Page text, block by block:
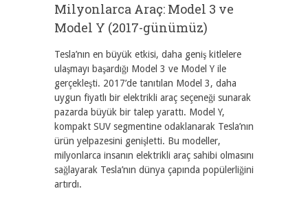
Milyonlarca Araç: Model 3 ve
Model Y (2017-günümüz)
Tesla’nın en büyük etkisi, daha geniş kitlelere
ulaşmayı başardığı Model 3 ve Model Y ile
gerçekleşti. 2017’de tanıtılan Model 3, daha
uygun fiyatlı bir elektrikli araç seçeneği sunarak
pazarda büyük bir talep yarattı. Model Y,
kompakt SUV segmentine odaklanarak Tesla’nın
ürün yelpazesini genişletti. Bu modeller,
milyonlarca insanın elektrikli araç sahibi olmasını
sağlayarak Tesla’nın dünya çapında popülerliğini
artırdı.